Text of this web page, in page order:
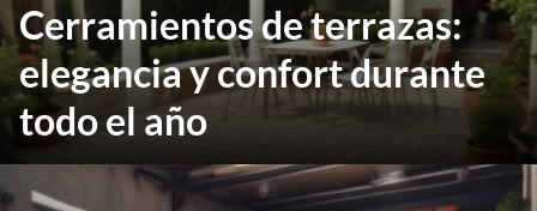
Cerramientos de terrazas:
elegancia y confort durante
todo el año